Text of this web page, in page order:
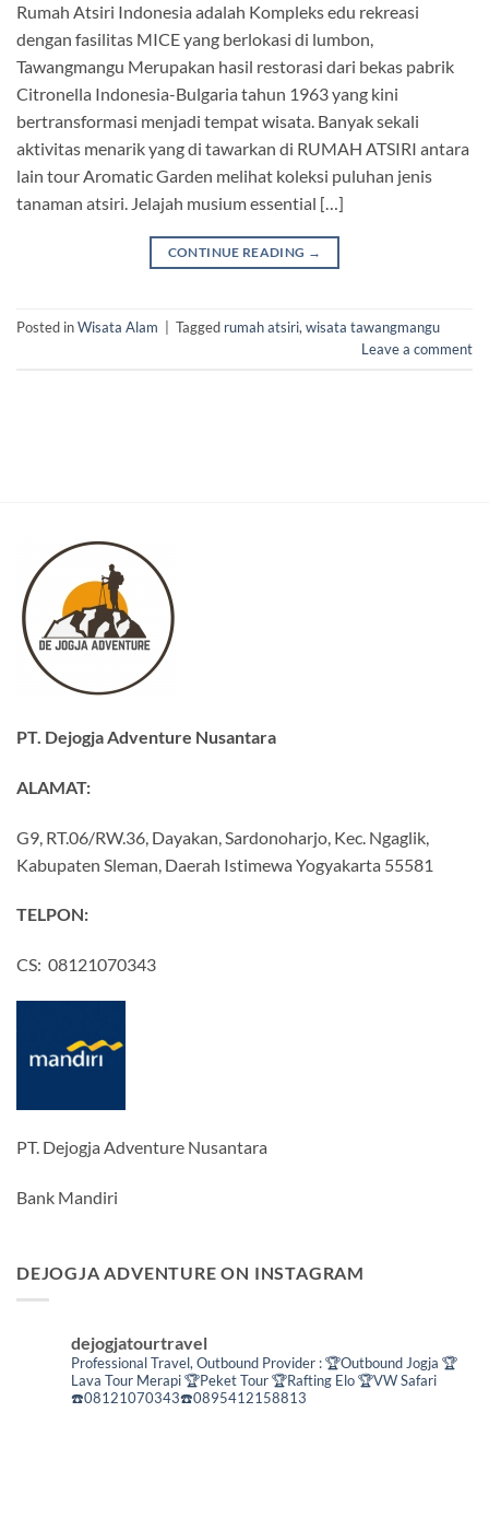
Rumah Atsiri Indonesia adalah Kompleks edu rekreasi
dengan fasilitas MICE yang berlokasi di lumbon,
Tawangmangu Merupakan hasil restorasi dari bekas pabrik
Citronella Indonesia-Bulgaria tahun 1963 yang kini
bertransformasi menjadi tempat wisata. Banyak sekali
aktivitas menarik yang di tawarkan di RUMAH ATSIRI antara
lain tour Aromatic Garden melihat koleksi puluhan jenis
tanaman atsiri. Jelajah musium essential […]
CONTINUE READING →
Posted inWisata Alam Tagged rumah atsiri,wisata tawangmangu
Leave a comment
PT. Dejogja Adventure Nusantara
ALAMAT:
G9, RT.06/RW.36, Dayakan, Sardonoharjo, Kec. Ngaglik,
Kabupaten Sleman, Daerah Istimewa Yogyakarta 55581
TELPON:
CS: 08121070343
PT. Dejogja Adventure Nusantara
Bank Mandiri
DEJOGJA ADVENTURE ON INSTAGRAM
dejogjatourtravel
Professional Travel, Outbound Provider :🏆Outbound Jogja 🏆
Lava Tour Merapi🏆Peket Tour🏆Rafting Elo🏆VW Safari
☎️08121070343☎️0895412158813